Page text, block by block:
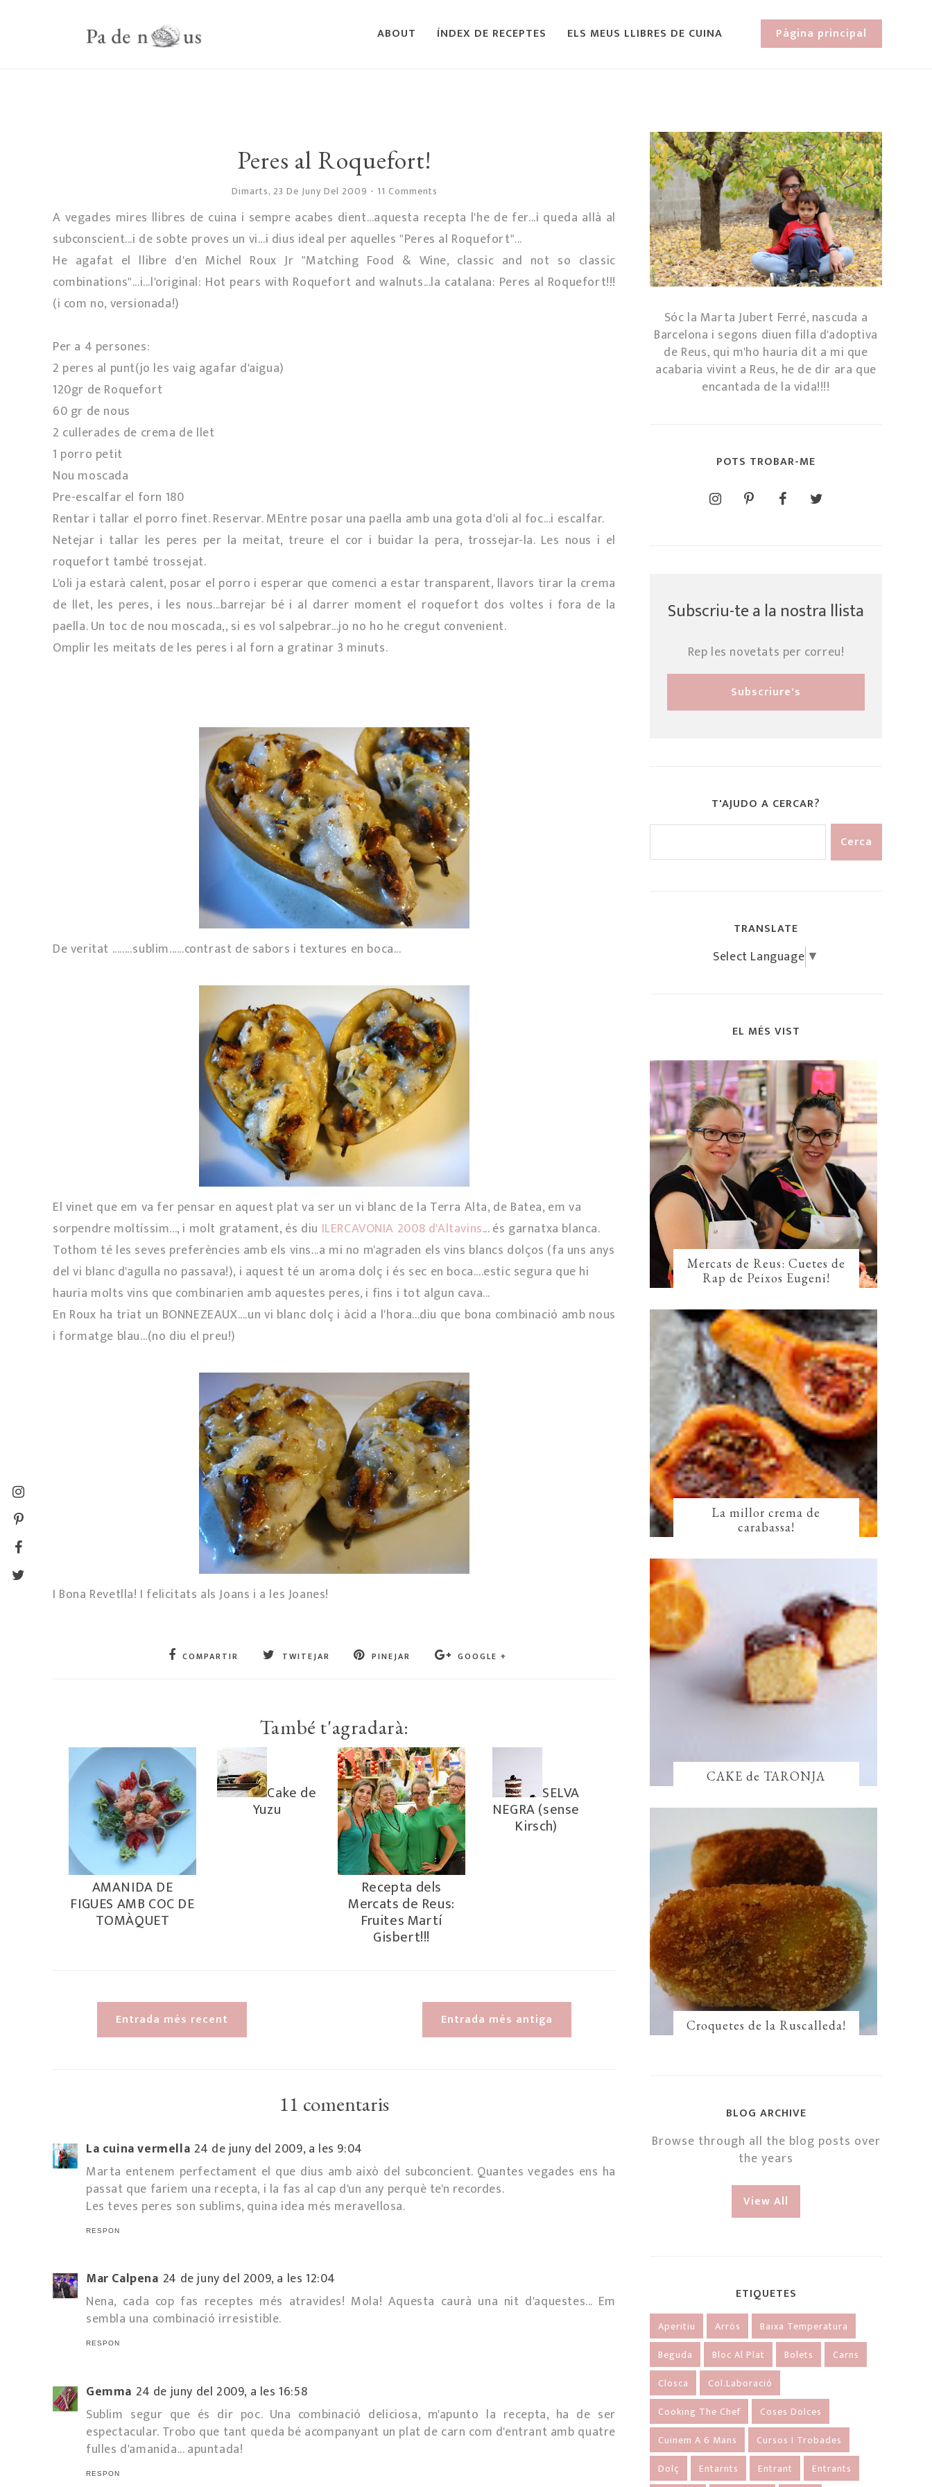
ABOUT ÍNDEX DE RECEPTES ELS MEUS LLIBRES DE CUINA Pàgina principal
Peres al Roquefort!
Dimarts, 23 De Juny Del 2009 - 11 Comments
A vegades mires llibres de cuina i sempre acabes dient...aquesta recepta l'he de fer...i queda allà al
subconscient...i de sobte proves un vi...i dius ideal per aquelles "Peres al Roquefort"...
He agafat el llibre d'en Michel Roux Jr "Matching Food & Wine, classic and not so classic
combinations"...i...l'original: Hot pears with Roquefort and walnuts...la catalana: Peres al Roquefort!!!
(i com no, versionada!)
Per a 4 persones:
2 peres al punt(jo les vaig agafar d'aigua)
120gr de Roquefort
60 gr de nous
2 cullerades de crema de llet
1 porro petit
Nou moscada
Pre-escalfar el forn 180º
Rentar i tallar el porro finet. Reservar. MEntre posar una paella amb una gota d'oli al foc...i escalfar.
Netejar i tallar les peres per la meitat, treure el cor i buidar la pera, trossejar-la. Les nous i el
roquefort també trossejat.
L'oli ja estarà calent, posar el porro i esperar que comenci a estar transparent, llavors tirar la crema
de llet, les peres, i les nous...barrejar bé i al darrer moment el roquefort dos voltes i fora de la
paella. Un toc de nou moscada,, si es vol salpebrar...jo no ho he cregut convenient.
Omplir les meitats de les peres i al forn a gratinar 3 minuts.
De veritat ........sublim......contrast de sabors i textures en boca...
El vinet que em va fer pensar en aquest plat va ser un vi blanc de la Terra Alta, de Batea, em va
sorpendre moltíssim..., i molt gratament, és diu ILERCAVONIA 2008 d'Altavins... és garnatxa blanca.
Tothom té les seves preferències amb els vins...a mi no m'agraden els vins blancs dolços (fa uns anys
del vi blanc d'agulla no passava!), i aquest té un aroma dolç i és sec en boca....estic segura que hi
hauria molts vins que combinarien amb aquestes peres, i fins i tot algun cava...
En Roux ha triat un BONNEZEAUX....un vi blanc dolç i àcid a l'hora...diu que bona combinació amb nous
i formatge blau...(no diu el preu!)
I Bona Revetlla! I felicitats als Joans i a les Joanes!
COMPARTIR TWITEJAR PINEJAR GOOGLE +
També t'agradarà:
AMANIDA DE
FIGUES AMB COC DE
TOMÀQUET
Cake de
Yuzu
Recepta dels
Mercats de Reus:
Fruites Martí
Gisbert!!!
SELVA
NEGRA (sense
Kirsch)
Entrada més recent Entrada més antiga
11 comentaris
La cuina vermella 24 de juny del 2009, a les 9:04
Marta entenem perfectament el que dius amb això del subconcient. Quantes vegades ens ha
passat que fariem una recepta, i la fas al cap d'un any perquè te'n recordes.
Les teves peres son sublims, quina idea més meravellosa.
RESPON
Mar Calpena 24 de juny del 2009, a les 12:04
Nena, cada cop fas receptes més atravides! Mola! Aquesta caurà una nit d'aquestes... Em
sembla una combinació irresistible.
RESPON
Gemma 24 de juny del 2009, a les 16:58
Sublim segur que és dir poc. Una combinació deliciosa, m'apunto la recepta, ha de ser
espectacular. Trobo que tant queda bé acompanyant un plat de carn com d'entrant amb quatre
fulles d'amanida... apuntada!
RESPON
Sóc la Marta Jubert Ferré, nascuda a
Barcelona i segons diuen filla d'adoptiva
de Reus, qui m'ho hauria dit a mi que
acabaria vivint a Reus, he de dir ara que
encantada de la vida!!!!
POTS TROBAR-ME
Subscriu-te a la nostra llista
Rep les novetats per correu!
T'AJUDO A CERCAR?
TRANSLATE
Select Language ▼
EL MÉS VIST
Mercats de Reus: Cuetes de
Rap de Peixos Eugeni!
La millor crema de
carabassa!
CAKE de TARONJA
Croquetes de la Ruscalleda!
BLOG ARCHIVE
Browse through all the blog posts over
the years
View All
ETIQUETES
Aperitiu Arròs
Baixa Temperatura
Beguda
Bloc Al Plat Bolets
Carns
Closca
Col.laboració
Cooking The Chef
Coses Dolces
Cuinem A 6 Mans
Cursos I Trobades
Dolç
Entarnts Entrant Entrants